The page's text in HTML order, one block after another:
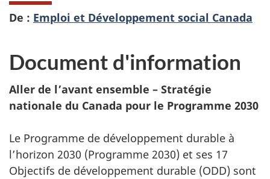
De : Emploi et Développement social Canada
Document d'information
Aller de l’avant ensemble – Stratégie
nationale du Canada pour le Programme 2030
Le Programme de développement durable à
l’horizon 2030 (Programme 2030) et ses 17
Objectifs de développement durable (ODD) sont